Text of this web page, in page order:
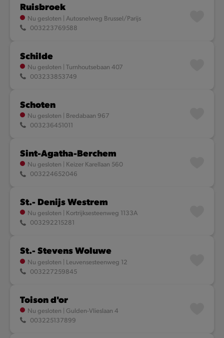
Ruisbroek
Nu gesloten | Autosnelweg Brussel/Parijs
003223769588
Schilde
Nu gesloten
Turnhoutsebaan 407
003233853749
Schoten
Nu gesloten
Bredabaan 967
003236451011
Sint-Agatha-Berchem
Nu gesloten
Keizer Karellaan 560
003224652046
St.- Denijs Westrem
Nu gesloten
Kortrijksesteenweg 1133A
003292215281
St.- Stevens Woluwe
Nu gesloten | Leuvensesteenweg 12
003227259845
Toison d'or
Nu gesloten
Gulden-Vlieslaan 4
003225137899